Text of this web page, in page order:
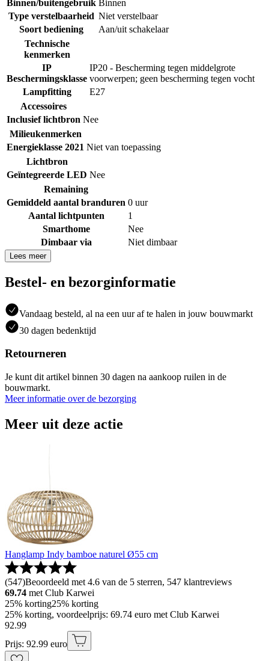
Binnen/buitengebruik Binnen
Type verstelbaarheid Niet verstelbaar
Soort bediening
Aan/uit schakelaar
Technische
kenmerken
IP
Beschermingsklasse
IP20 - Bescherming tegen middelgrote
voorwerpen; geen bescherming tegen vocht
Lampfitting
E27
Accessoires
Inclusief lichtbron Nee
Milieukenmerken
Energieklasse 2021 Niet van toepassing
Lichtbron
Geïntegreerde LED Nee
Remaining
Gemiddeld aantal branduren 0 uur
Aantal lichtpunten
1
Smarthome
Nee
Dimbaar via
Niet dimbaar
Lees meer
Bestel- en bezorginformatie
Vandaag besteld, al na een uur af te halen in jouw bouwmarkt
30 dagen bedenktijd
Retourneren
Je kunt dit artikel binnen 30 dagen na aankoop ruilen in de
bouwmarkt.
Meer informatie over de bezorging
Meer uit deze actie
Hanglamp Indy bamboe naturel Ø55 cm
(547)Beoordeeld met 4.6 van de 5 sterren, 547 klantreviews
69.74 met Club Karwei
25% korting25% korting
25% korting, voordeelprijs: 69.74 euro met Club Karwei
92.99
Prijs: 92.99 euro